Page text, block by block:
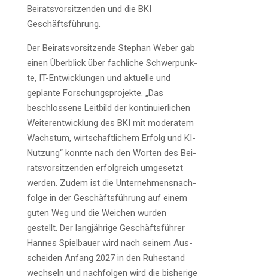
Bei­rats­vor­sit­zen­den und die BKI
Geschäftsführung.
Der Bei­rats­vor­sit­zen­de Ste­phan Weber gab
einen Über­blick über fach­li­che Schwer­punk­
te, IT-Ent­wick­lun­gen und aktu­el­le und
geplan­te For­schungs­pro­jek­te. „Das
beschlos­se­ne Leit­bild der kon­ti­nu­ier­li­chen
Wei­ter­ent­wick­lung des BKI mit mode­ra­tem
Wachs­tum, wirt­schaft­li­chem Erfolg und KI-
Nut­zung“ konn­te nach den Wor­ten des Bei­
rats­vor­sit­zen­den erfolg­reich umge­setzt
wer­den. Zudem ist die Unter­neh­mens­nach­
fol­ge in der Geschäfts­füh­rung auf einem
guten Weg und die Wei­chen wur­den
gestellt. Der lang­jäh­ri­ge Geschäfts­füh­rer
Han­nes Spiel­bau­er wird nach sei­nem Aus­
schei­den Anfang 2027 in den Ruhe­stand
wech­seln und nach­fol­gen wird die bis­he­ri­ge